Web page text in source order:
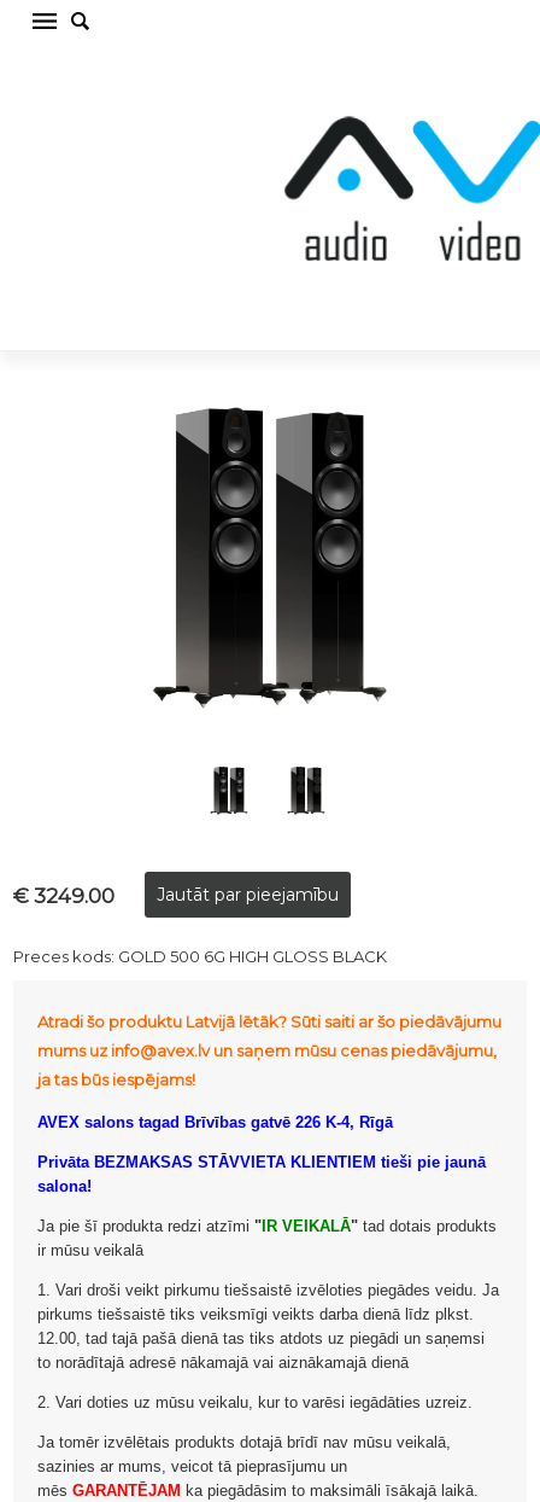
MONITOR AUDIO GOLD 500 6G HIGH GLOSS
BLACK Grīdas akustiskā sistēma (cena par
€ 3249.00
Preces kods: GOLD 500 6G HIGH GLOSS BLACK
Atradi šo produktu Latvijā lētāk? Sūti saiti ar šo piedāvājumu
mums uz info@avex.lv un saņem mūsu cenas piedāvājumu,
ja tas būs iespējams!
AVEX salons tagad Brīvības gatvē 226 K-4, Rīgā
Privāta BEZMAKSAS STĀVVIETA KLIENTIEM tieši pie jaunā
salona!
Ja pie šī produkta redzi atzīmi " IR VEIKALĀ" tad dotais produkts
ir mūsu veikalā
1. Vari droši veikt pirkumu tiešsaistē izvēloties piegādes veidu. Ja
pirkums tiešsaistē tiks veiksmīgi veikts darba dienā līdz plkst.
12.00, tad tajā pašā dienā tas tiks atdots uz piegādi un saņemsi
to norādītajā adresē nākamajā vai aiznākamajā dienā
2. Vari doties uz mūsu veikalu, kur to varēsi iegādāties uzreiz.
Ja tomēr izvēlētais produkts dotajā brīdī nav mūsu veikalā,
sazinies ar mums, veicot tā pieprasījumu un
mēsGARANTĒJAM ka piegādāsim to maksimāli īsākajā laikā.